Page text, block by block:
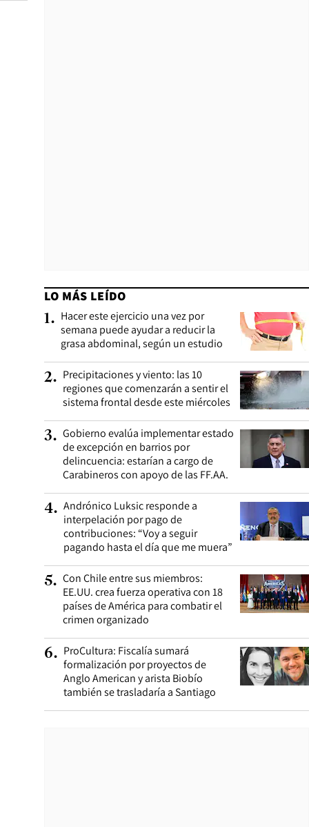
LO MÁS LEÍDO
1. Hacer este ejercicio una vez por
semana puede ayudar a reducir la
grasa abdominal, según un estudio
2. Precipitaciones y viento: las 10
regiones que comenzarán a sentir el
sistema frontal desde este miércoles
3. Gobierno evalúa implementar estado
de excepción en barrios por
delincuencia: estarían a cargo de
Carabineros con apoyo de las FF.AA.
4. Andrónico Luksic responde a
interpelación por pago de
contribuciones: “Voy a seguir
pagando hasta el día que me muera”
5. Con Chile entre sus miembros:
EE.UU. crea fuerza operativa con 18
países de América para combatir el
crimen organizado
6. ProCultura: Fiscalía sumará
formalización por proyectos de
Anglo American y arista Biobío
también se trasladaría a Santiago